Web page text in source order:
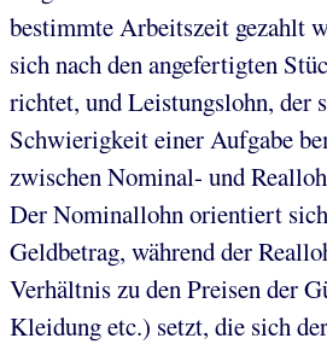
bestimmte Arbeitszeit gezahlt
sich nach den angefertigten
richtet, und Leistungslohn, der
Schwierigkeit einer Aufgabe
zwischen Nominal- und
Der Nominallohn orientiert
Geldbetrag, während der
Verhältnis zu den Preisen der
Kleidung etc.) setzt, die sich